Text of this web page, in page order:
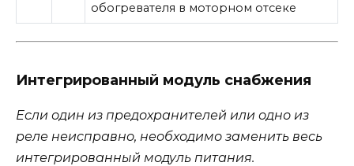
обогревателя в моторном отсеке
Интегрированный модуль снабжения
Если один из предохранителей или одно из
реле неисправно, необходимо заменить весь
интегрированный модуль питания.